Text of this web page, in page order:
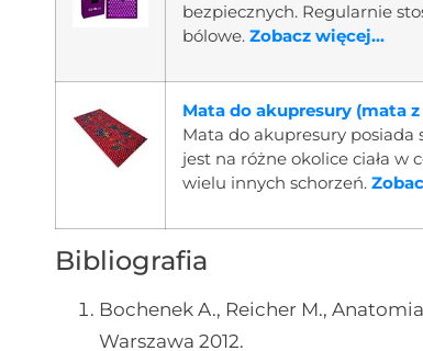
bezpiecznych. Regularnie
bólowe.Zobacz więcej...
Mata do akupresury (mata
Mata do akupresury posiada
jest na różne okolice ciała
wielu innych schorzeń.
Bibliografia
Bochenek A., Reicher M.,
Warszawa 2012.